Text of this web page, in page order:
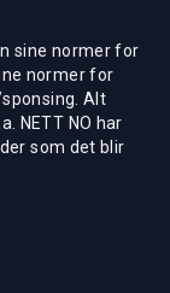
sine normer for
normer for
Alt
NETT NO har
som det blir